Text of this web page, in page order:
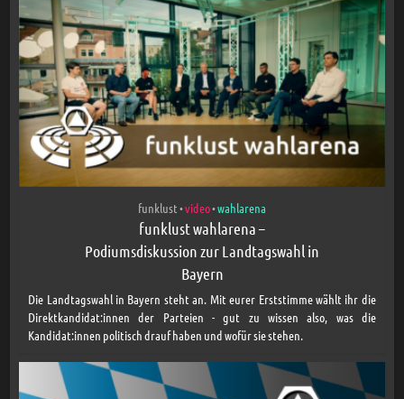
funklust•video•wahlarena
funklust wahlarena –
Podiumsdiskussion zur Landtagswahl in
Bayern
Die Landtagswahl in Bayern steht an. Mit eurer Erststimme wählt ihr die
Direktkandidat:innen der Parteien - gut zu wissen also, was die
Kandidat:innen politisch drauf haben und wofür sie stehen.